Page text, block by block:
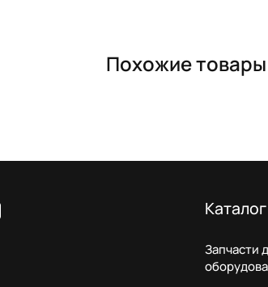
Похожие товары
Каталог
Запчасти